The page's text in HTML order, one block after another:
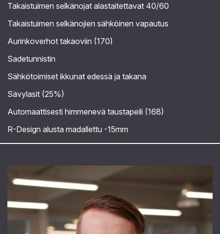
Takaistuimen selkänojat alastaitettavat 40/60
Takaistuimen selkänojien sähköinen vapautus
Aurinkoverhot takaoviin (170)
Sadetunnistin
Sähkötoimiset ikkunat edessä ja takana
Sävylasit (25%)
Automaattisesti himmenevä taustapeili (168)
R-Design alusta madallettu -15mm